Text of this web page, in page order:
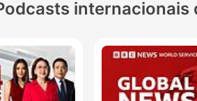
internacionais